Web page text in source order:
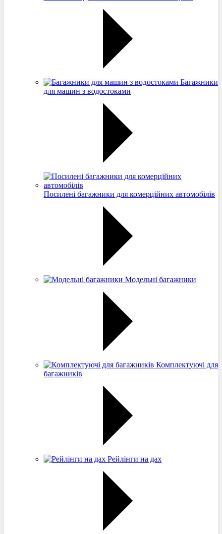
Багажники
для машин з водостоками
Посилені багажники для комерційних автомобілів
Модельні багажники
Комплектуючі для
багажників
Рейлінги на дах